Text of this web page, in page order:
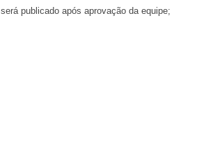
publicado após aprovação da equipe;